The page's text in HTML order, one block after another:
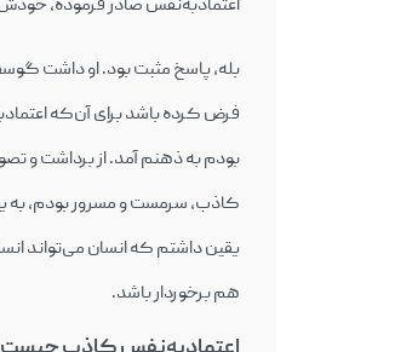
اعتمادبه‌نفس صادر فرموده،
بله، پاسخ مثبت بود. او داشت
بودم به ذهنم آمد. از برداشت و
هم برخوردار باشد.